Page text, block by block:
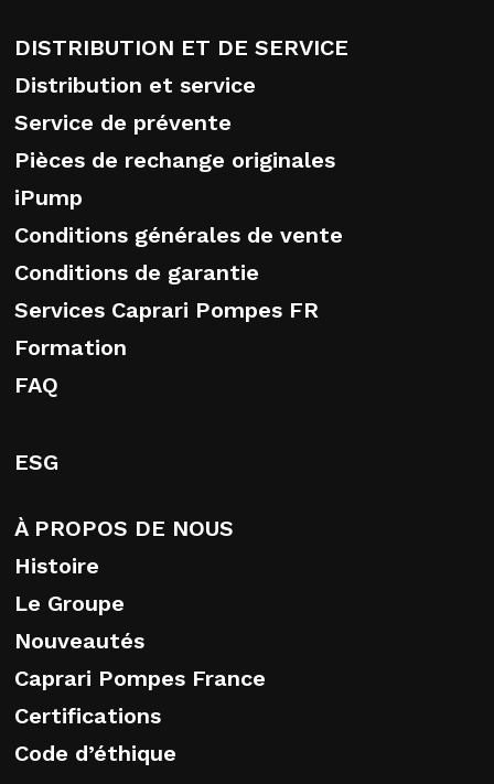
DISTRIBUTION ET DE SERVICE
Distribution et service
Service de prévente
Pièces de rechange originales
iPump
Conditions générales de vente
Conditions de garantie
Services Caprari Pompes FR
Formation
FAQ
ESG
À PROPOS DE NOUS
Histoire
Le Groupe
Nouveautés
Caprari Pompes France
Certifications
Code d’éthique